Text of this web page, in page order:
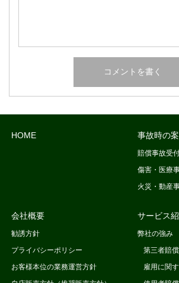
HOME 事故時の
賠償事故受
傷害・医療
火災・動産
会社概要
勧誘方針
プライバシーポリシー
お客様本位の業務運営方針
サービス
弊社の強み
第三者賠
雇用に関